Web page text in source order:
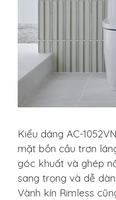
Kiểu dáng AC-
mặt bồn cầu trơn
góc khuất và ghép
sang trọng và dễ
Vành kín Rimless